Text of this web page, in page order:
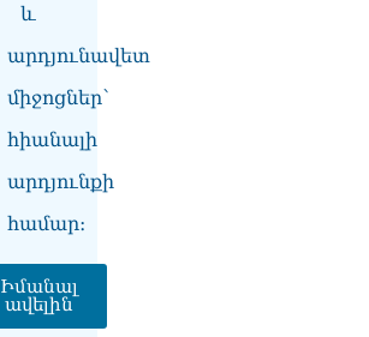
և
արդյունավետ
միջոցներ՝
հիանալի
արդյունքի
համար։
Իմանալ
ավելին
Ի՞նչն է պակասում